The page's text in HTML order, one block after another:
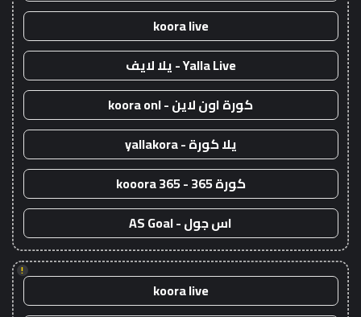
koora live
Yalla Live - يلا لايف
كورة اون لاين - koora onl
يلا كورة - yallakora
كورة 365 - kooora 365
اس جول - AS Goal
!
koora live